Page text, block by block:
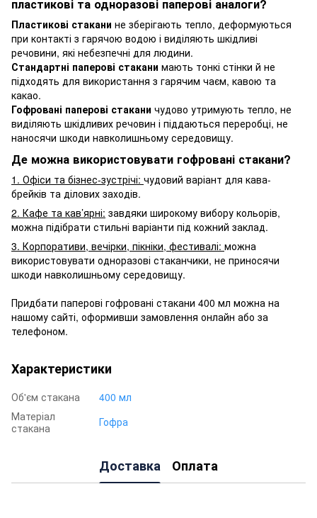
пластикові та одноразові паперові аналоги?
Пластикові стакани не зберігають тепло, деформуються
при контакті з гарячою водою і виділяють шкідливі
речовини, які небезпечні для людини.
Стандартні паперові стакани мають тонкі стінки й не
підходять для використання з гарячим чаєм, кавою та
какао.
Гофровані паперові стакани чудово утримують тепло, не
виділяють шкідливих речовин і піддаються переробці, не
наносячи шкоди навколишньому середовищу.
Де можна використовувати гофровані стакани?
1. Офіси та бізнес-зустрічі: чудовий варіант для кава-
брейків та ділових заходів.
2. Кафе та кав’ярні: завдяки широкому вибору кольорів,
можна підібрати стильні варіанти під кожний заклад.
3. Корпоративи, вечірки, пікніки, фестивалі: можна
використовувати одноразові стаканчики, не приносячи
шкоди навколишньому середовищу.
Придбати паперові гофровані стакани 400 мл можна на
нашому сайті, оформивши замовлення онлайн або за
телефоном.
Характеристики
Об'єм стакана
400 мл
Матеріал
стакана
Гофра
Доставка Оплата